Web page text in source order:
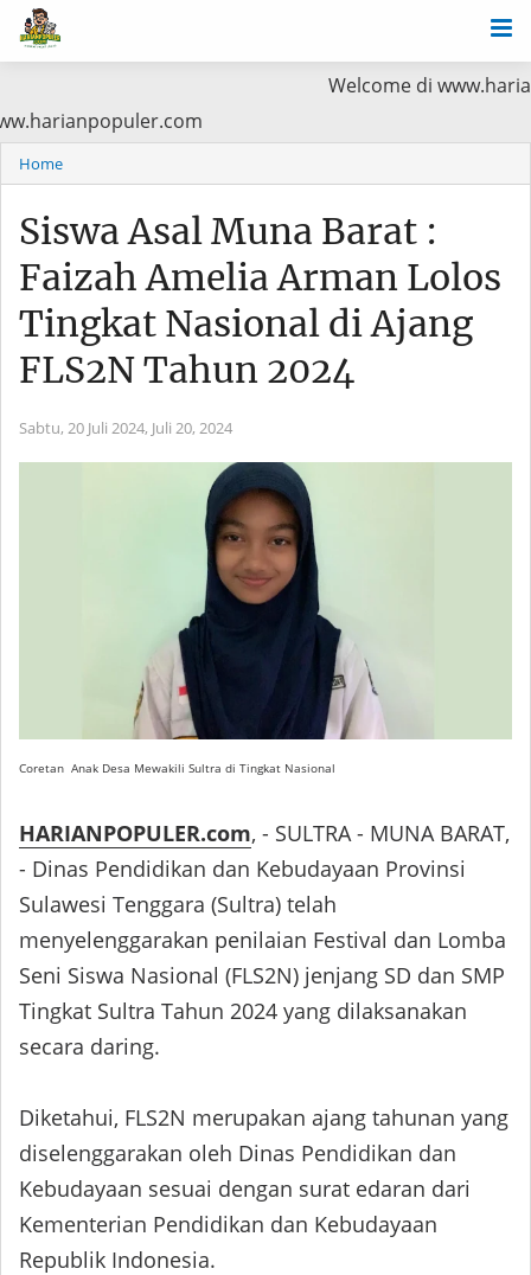
Welcome di
di www.harianpopuler.com
Home
Siswa Asal Muna Barat :
Faizah Amelia Arman Lolos
Tingkat Nasional di Ajang
FLS2N Tahun 2024
Sabtu, 20 Juli 2024, Juli 20, 2024
Coretan Anak Desa Mewakili Sultra di Tingkat Nasional
HARIANPOPULER.com, - SULTRA - MUNA BARAT,
- Dinas Pendidikan dan Kebudayaan Provinsi
Sulawesi Tenggara (Sultra) telah
menyelenggarakan penilaian Festival dan Lomba
Seni Siswa Nasional (FLS2N) jenjang SD dan SMP
Tingkat Sultra Tahun 2024 yang dilaksanakan
secara daring.
Diketahui, FLS2N merupakan ajang tahunan yang
diselenggarakan oleh Dinas Pendidikan dan
Kebudayaan sesuai dengan surat edaran dari
Kementerian Pendidikan dan Kebudayaan
Republik Indonesia.